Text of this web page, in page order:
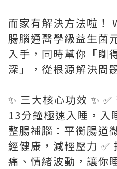
而家有解決方法啦
腸腦通醫學級益生菌
入手，同時幫你「瞓
深」，從根源解決問
✨ 三大核心功效 ✨
13分鐘極速入睡，入
整腸補腦：平衡腸道
經健康，減輕壓力 ✅
痛、情緒波動，讓你